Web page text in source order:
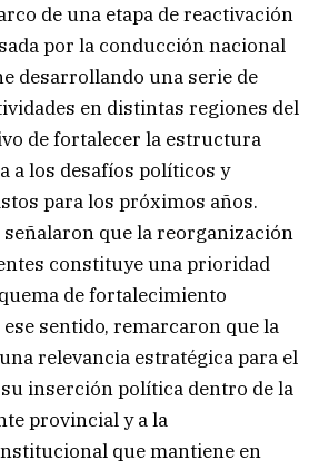
de una etapa de reactivación
por la conducción nacional
desarrollando una serie de
en distintas regiones del
de fortalecer la estructura
a los desafíos políticos y
para los próximos años.
señalaron que la reorganización
constituye una prioridad
de fortalecimiento
sentido, remarcaron que la
relevancia estratégica para el
inserción política dentro de la
provincial y a la
que mantiene en